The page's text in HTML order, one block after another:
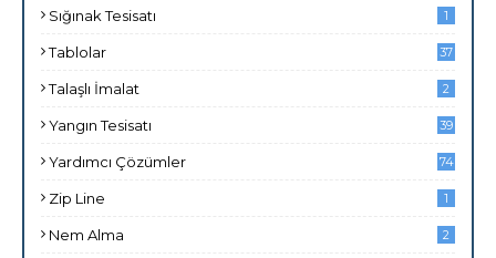
Sığınak Tesisatı 1
Tablolar 37
Talaşlı İmalat 2
Yangın Tesisatı 39
Yardımcı Çözümler 74
Zip Line 1
Nem Alma 2